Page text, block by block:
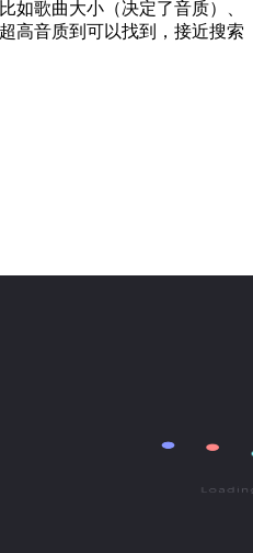
如歌曲大小（决定了音质）、
高音质到可以找到，接近搜索